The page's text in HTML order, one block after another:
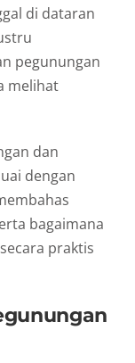
di dataran
pegunungan
melihat
dan
dengan
bagaimana
praktis